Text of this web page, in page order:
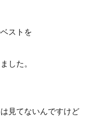
ストを
した。
見てないんですけど